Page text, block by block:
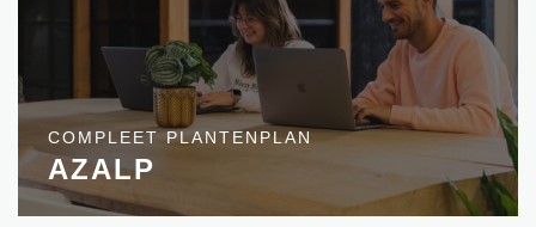
COMPLEET PLANTENPLAN
AZALP